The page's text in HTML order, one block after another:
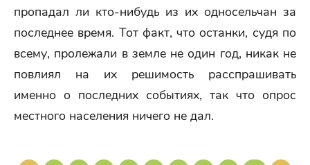
пропадал ли кто-нибудь из их односельчан за
последнее время. Тот факт, что останки, судя по
всему, пролежали в земле не один год, никак не
повлиял на их решимость расспрашивать
именно о последних событиях, так что опрос
местного населения ничего не дал.